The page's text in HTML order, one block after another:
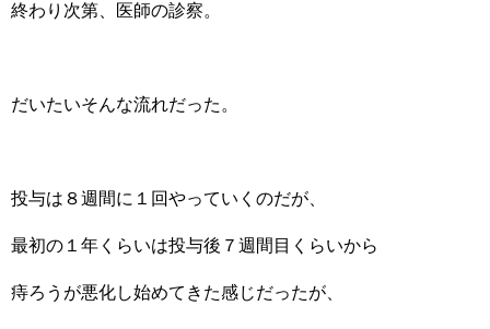
終わり次第、医師の診察。
だいたいそんな流れだった。
投与は８週間に１回やっていくのだが、
最初の１年くらいは投与後７週間目くらいから
痔ろうが悪化し始めてきた感じだったが、